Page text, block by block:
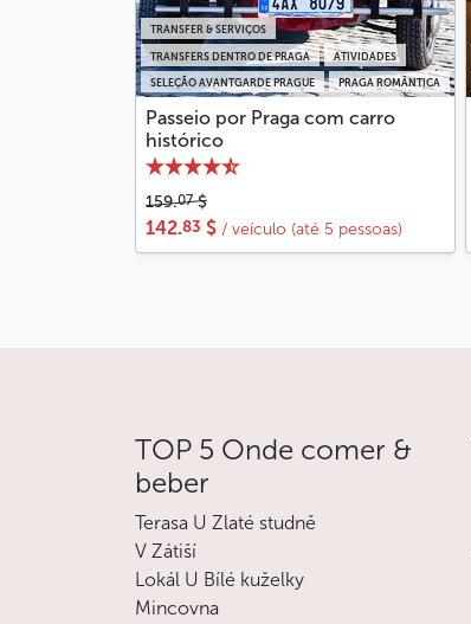
SELEÇÃO AVANTGARDE PRAGUE PRAGA ROMÂNTICA
TRANSFERS DENTRO DE PRAGA ATIVIDADES
TRANSFER & SERVIÇOS
Passeio por Praga com carro
histórico
159.07$
142.83 $ / veículo (até 5 pessoas)
TOP 5 Onde comer &
beber
Terasa U Zlaté studně
V Zátiší
Lokál U Bílé kuželky
Mincovna